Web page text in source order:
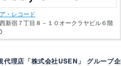
・レコード
新宿７丁目８－１０オークラヤビル６階
代理店「株式会社USEN」 グループ